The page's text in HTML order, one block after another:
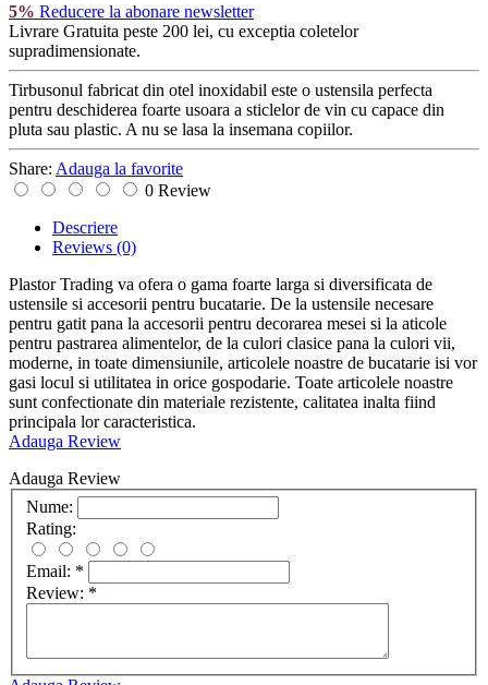
5% Reducere la abonare newsletter
Livrare Gratuita peste 200 lei, cu exceptia coletelor
supradimensionate.
Tirbusonul fabricat din otel inoxidabil este o ustensila perfecta
pentru deschiderea foarte usoara a sticlelor de vin cu capace din
pluta sau plastic. A nu se lasa la insemana copiilor.
Share: Adauga la favorite
0 Review
Descriere
Reviews (0)
Plastor Trading va ofera o gama foarte larga si diversificata de
ustensile si accesorii pentru bucatarie. De la ustensile necesare
pentru gatit pana la accesorii pentru decorarea mesei si la aticole
pentru pastrarea alimentelor, de la culori clasice pana la culori vii,
moderne, in toate dimensiunile, articolele noastre de bucatarie isi vor
gasi locul si utilitatea in orice gospodarie. Toate articolele noastre
sunt confectionate din materiale rezistente, calitatea inalta fiind
principala lor caracteristica.
Adauga Review
Adauga Review
Nume:
Rating:
Email: *
Review: *